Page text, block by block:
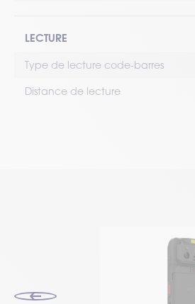
LECTURE
Type de lecture code-barres
Distance de lecture